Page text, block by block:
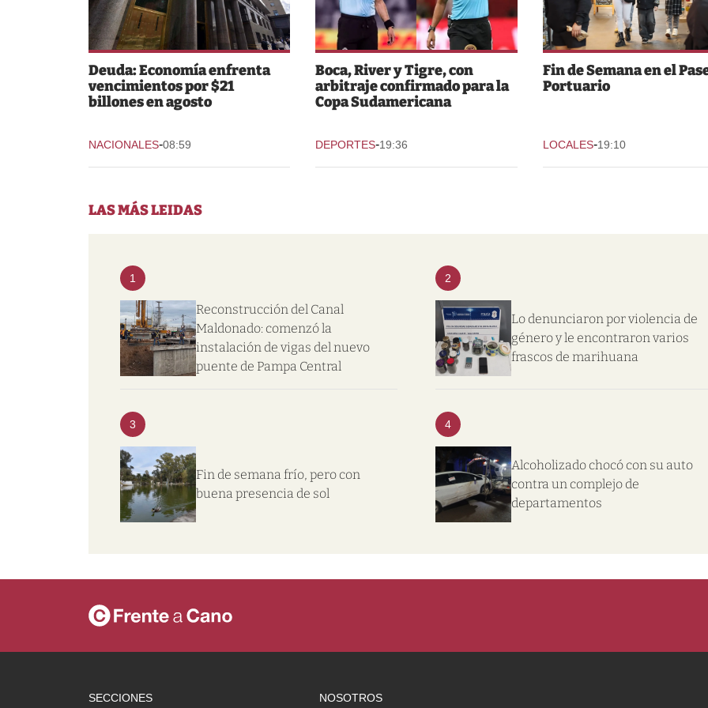
Deuda: Economía enfrenta
vencimientos por $21
billones en agosto
NACIONALES-08:59
Boca, River y Tigre, con
arbitraje confirmado para la
Copa Sudamericana
DEPORTES-19:36
Fin de Semana en el
Portuario
LOCALES-19:10
LAS MÁS LEIDAS
1
Reconstrucción del Canal
Maldonado: comenzó la
instalación de vigas del nuevo
puente de Pampa Central
2
Lo denunciaron por violencia de
género y le encontraron varios
frascos de marihuana
3
Fin de semana frío, pero con
buena presencia de sol
4
Alcoholizado chocó con su auto
contra un complejo de
departamentos
SECCIONES NOSOTROS